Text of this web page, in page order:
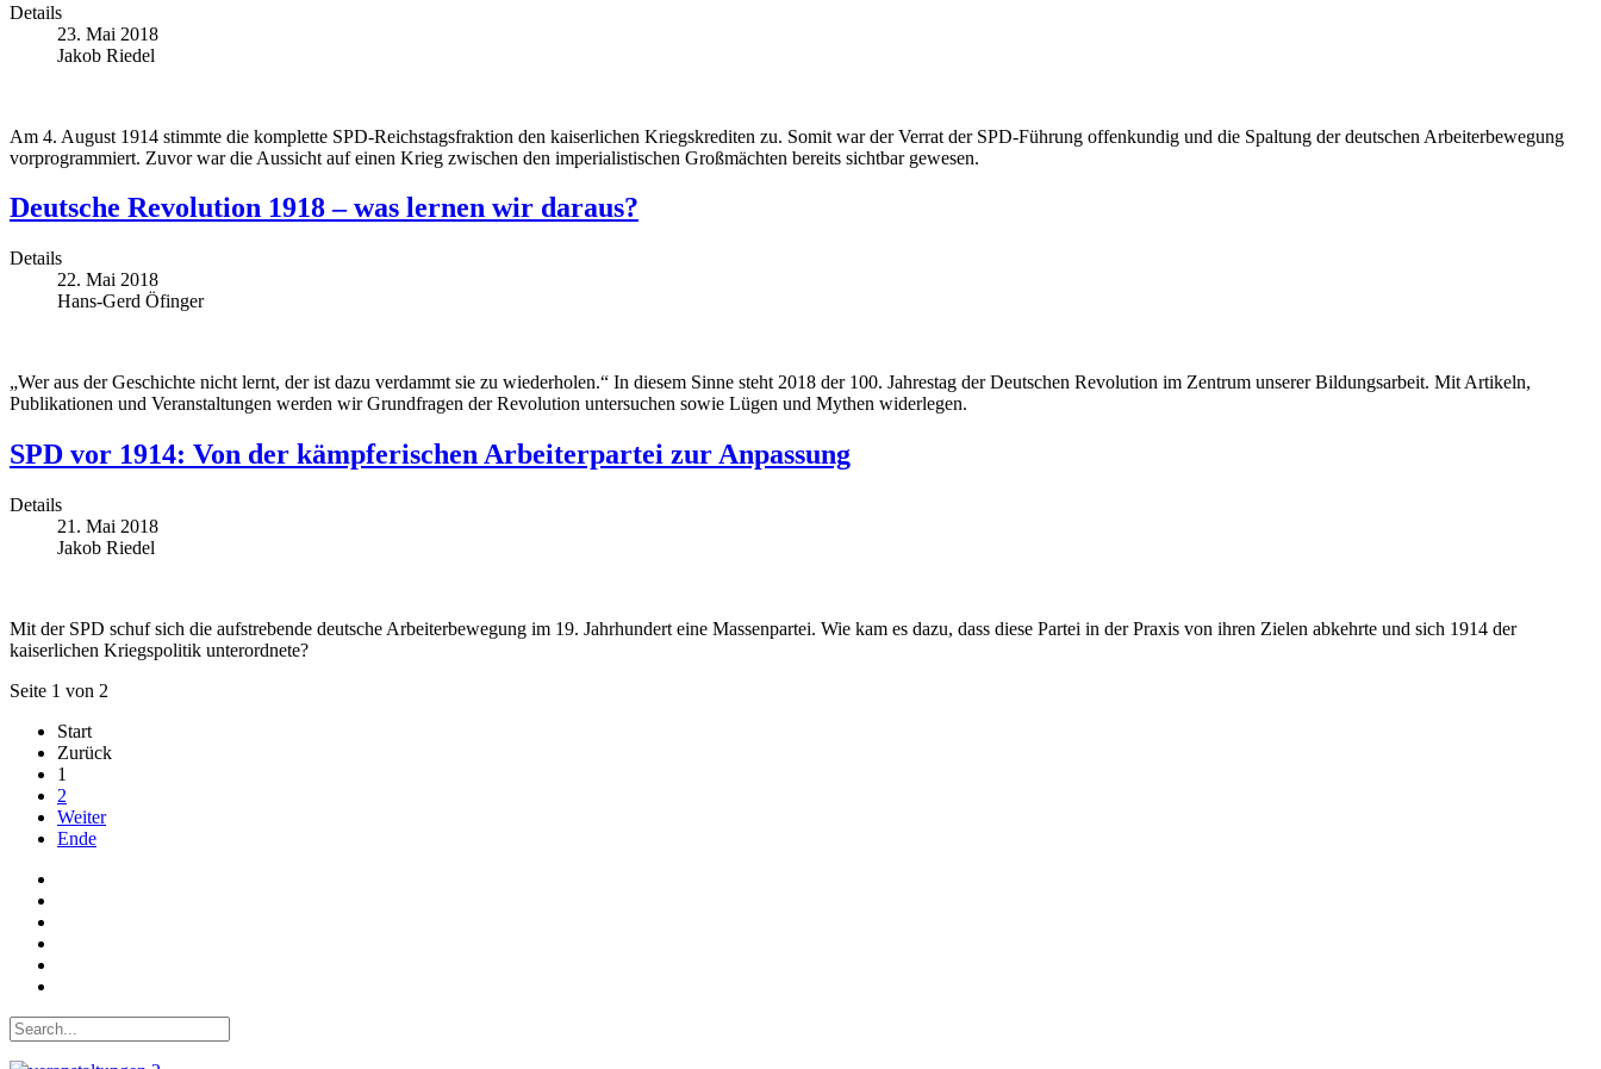
Details
23. Mai 2018
Jakob Riedel
Am 4. August 1914 stimmte die komplette SPD-Reichstagsfraktion den kaiserlichen Kriegskrediten zu. Somit war der Verrat der SPD-Führung offenkundig und die Spaltung der deutschen Arbeiterbewegung
vorprogrammiert. Zuvor war die Aussicht auf einen Krieg zwischen den imperialistischen Großmächten bereits sichtbar gewesen.
Deutsche Revolution 1918 – was lernen wir daraus?
Details
22. Mai 2018
Hans-Gerd Öfinger
„Wer aus der Geschichte nicht lernt, der ist dazu verdammt sie zu wiederholen.“ In diesem Sinne steht 2018 der 100. Jahrestag der Deutschen Revolution im Zentrum unserer Bildungsarbeit. Mit Artikeln,
Publikationen und Veranstaltungen werden wir Grundfragen der Revolution untersuchen sowie Lügen und Mythen widerlegen.
SPD vor 1914: Von der kämpferischen Arbeiterpartei zur Anpassung
Details
21. Mai 2018
Jakob Riedel
Mit der SPD schuf sich die aufstrebende deutsche Arbeiterbewegung im 19. Jahrhundert eine Massenpartei. Wie kam es dazu, dass diese Partei in der Praxis von ihren Zielen abkehrte und sich 1914 der
kaiserlichen Kriegspolitik unterordnete?
Seite 1 von 2
Start
Zurück
1
2
Weiter
Ende